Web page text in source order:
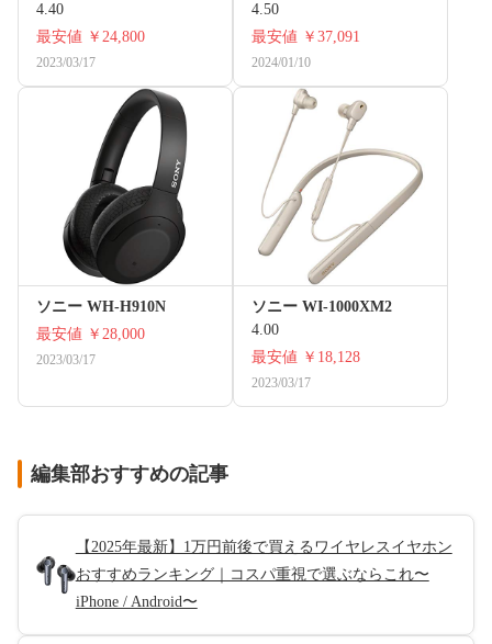
4.40
最安値 ￥24,800
2023/03/17
4.50
最安値 ￥37,091
2024/01/10
ソニー WH-H910N
最安値 ￥28,000
2023/03/17
ソニー WI-1000XM2
4.00
最安値 ￥18,128
2023/03/17
編集部おすすめの記事
【2025年最新】1万円前後で買えるワイヤレスイヤホン
おすすめランキング｜コスパ重視で選ぶならこれ〜
iPhone / Android〜